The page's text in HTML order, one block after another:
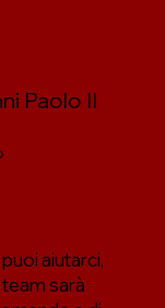
Paolo II
aiutarci,
sarà